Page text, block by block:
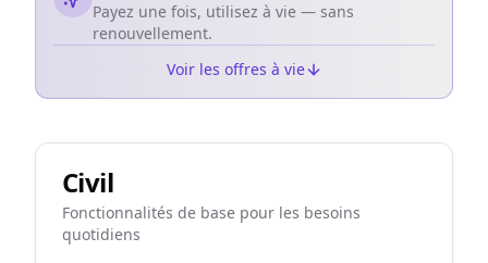
Payez une fois, utilisez à vie — sans
renouvellement.
Voir les offres à vie
Civil
Fonctionnalités de base pour les besoins
quotidiens